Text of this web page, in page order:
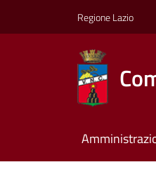
Regione Lazio